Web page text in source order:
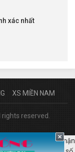
xác nhất
XS MIỀN NAM
reserved.
đá hôm nay|nhận